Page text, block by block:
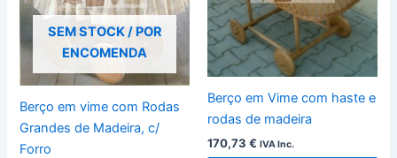
SEM STOCK / POR
ENCOMENDA
Berço em vime com Rodas
Grandes de Madeira, c/
Forro
Berço em Vime com haste e
rodas de madeira
170,73 € IVA Inc.